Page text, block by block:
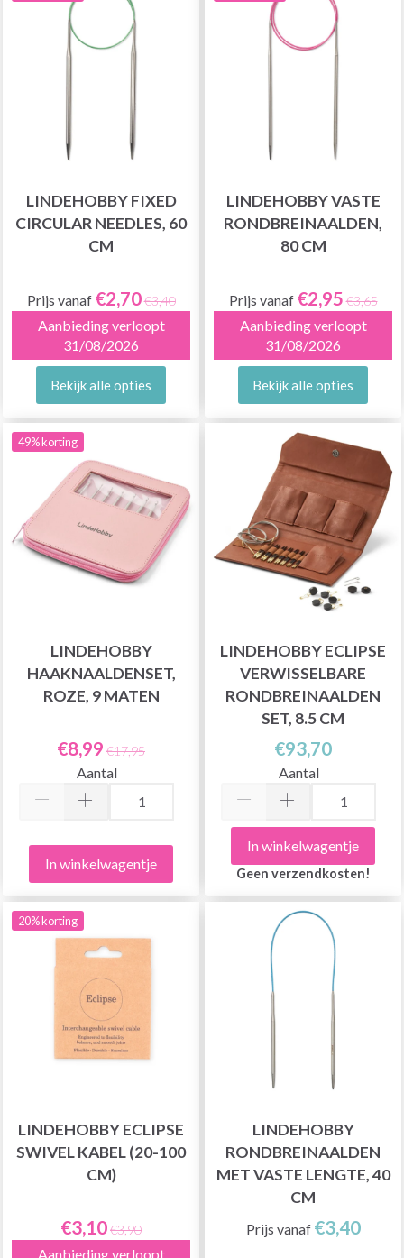
LINDEHOBBY FIXED
CIRCULAR NEEDLES, 60
CM
Prijs vanaf €2,70€3,40
Aanbieding verloopt
31/08/2026
Bekijk alle opties
LINDEHOBBY VASTE
RONDBREINAALDEN,
80 CM
Prijs vanaf €2,95 €3,65
Aanbieding verloopt
31/08/2026
Bekijk alle opties
49% korting
LINDEHOBBY
HAAKNAALDENSET,
ROZE, 9 MATEN
€8,99 €17,95
Aantal
In winkelwagentje
LINDEHOBBY ECLIPSE
VERWISSELBARE
RONDBREINAALDEN
SET, 8.5 CM
€93,70
Aantal
In winkelwagentje
Geen verzendkosten!
20% korting
LINDEHOBBY ECLIPSE
SWIVEL KABEL (20-100
CM)
€3,10€3,90
Aanbieding verloopt
LINDEHOBBY
RONDBREINAALDEN
MET VASTE LENGTE, 40
CM
Prijs vanaf €3,40